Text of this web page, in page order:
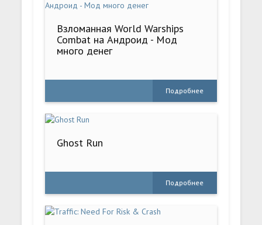
Взломанная World Warships
Combat на Андроид - Мод
много денег
Подробнее
Ghost Run
Подробнее